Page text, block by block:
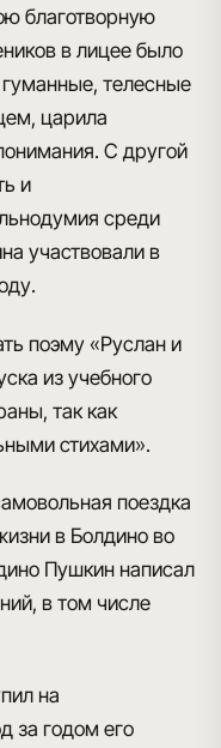
благотворную
в лицее было
телесные
царила
С другой
и
среди
участвовали в
.
поэму «Руслан и
из учебного
так как
стихами».
поездка
в Болдино во
Пушкин написал
в том числе
на
за годом его